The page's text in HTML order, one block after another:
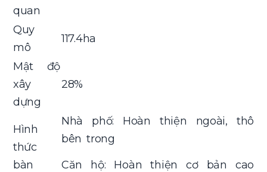
quan
Quy
mô
117.4ha
Mật độ
xây
dựng
28%
Hình
thức
bàn
Nhà phố: Hoàn thiện ngoài, thô
bên trong
Căn hộ: Hoàn thiện cơ bản cao